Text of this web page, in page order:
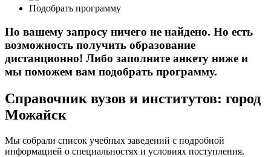
Подобрать программу
По вашему запросу ничего не найдено. Но есть
возможность получить образование
дистанционно! Либо заполните анкету ниже и
мы поможем вам подобрать программу.
Справочник вузов и институтов: город
Можайск
Мы собрали список учебных заведений с подробной
информацией о специальностях и условиях поступления.